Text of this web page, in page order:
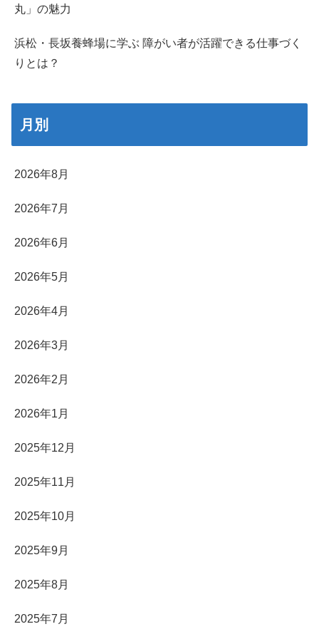
丸」の魅力
浜松・長坂養蜂場に学ぶ 障がい者が活躍できる仕事づく
りとは？
月別
2026年8月
2026年7月
2026年6月
2026年5月
2026年4月
2026年3月
2026年2月
2026年1月
2025年12月
2025年11月
2025年10月
2025年9月
2025年8月
2025年7月